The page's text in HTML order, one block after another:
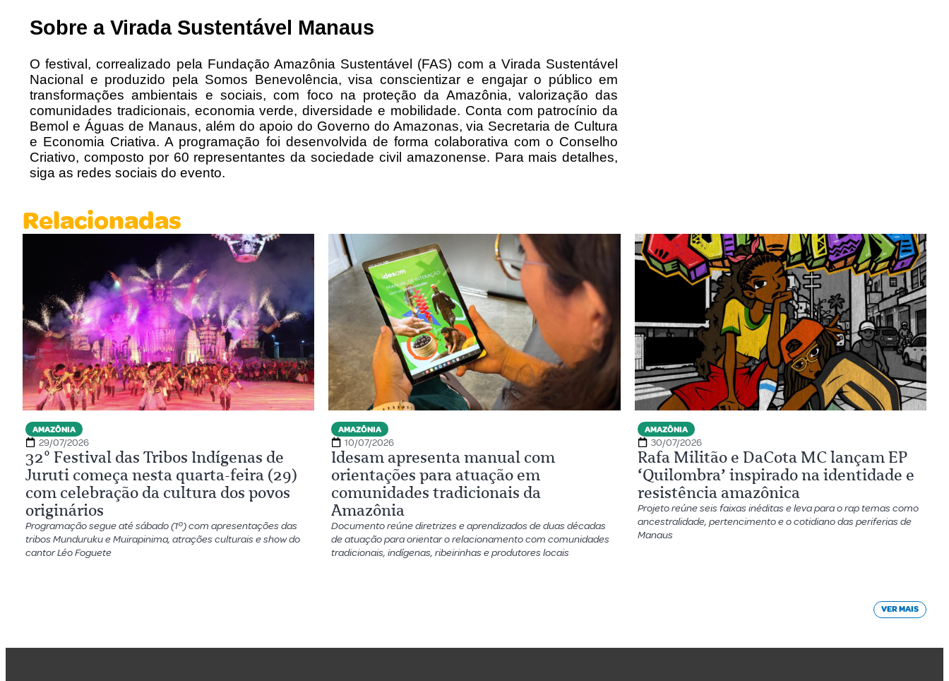
Sobre a Virada Sustentável Manaus
O festival, correalizado pela Fundação Amazônia Sustentável (FAS) com a Virada Sustentável
Nacional e produzido pela Somos Benevolência, visa conscientizar e engajar o público em
transformações ambientais e sociais, com foco na proteção da Amazônia, valorização das
comunidades tradicionais, economia verde, diversidade e mobilidade. Conta com patrocínio da
Bemol e Águas de Manaus, além do apoio do Governo do Amazonas, via Secretaria de Cultura
e Economia Criativa. A programação foi desenvolvida de forma colaborativa com o Conselho
Criativo, composto por 60 representantes da sociedade civil amazonense. Para mais detalhes,
siga as redes sociais do evento.
Relacionadas
AMAZÔNIA
29/07/2026
32º Festival das Tribos Indígenas de
Juruti começa nesta quarta-feira (29)
com celebração da cultura dos povos
originários
Programação segue até sábado (1º) com apresentações das
tribos Munduruku e Muirapinima, atrações culturais e show do
cantor Léo Foguete
AMAZÔNIA
10/07/2026
Idesam apresenta manual com
orientações para atuação em
comunidades tradicionais da
Amazônia
Documento reúne diretrizes e aprendizados de duas décadas
de atuação para orientar o relacionamento com comunidades
tradicionais, indígenas, ribeirinhas e produtores locais
AMAZÔNIA
30/07/2026
Rafa Militão e DaCota MC lançam EP
‘Quilombra’ inspirado na identidade e
resistência amazônica
Projeto reúne seis faixas inéditas e leva para o rap temas como
ancestralidade, pertencimento e o cotidiano das periferias de
Manaus
VER MAIS